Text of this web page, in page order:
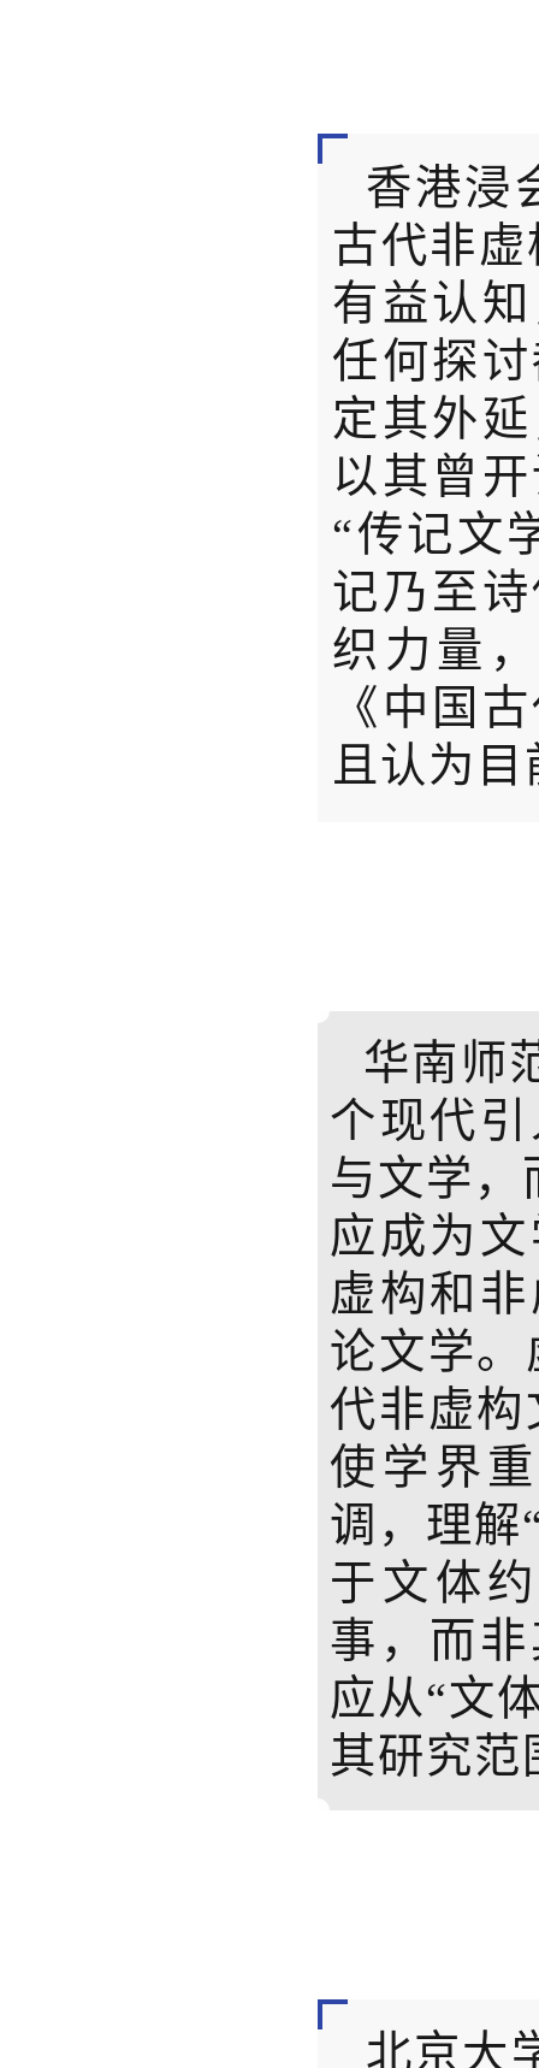
香港浸
古代非
有益认
任何探
定其外
以其曾
“传记文
记乃至
织力量
《中国
且认为
华南师
个现代
与文学，
应成为
虚构和
论文学
代非虚
使学界
调，理解
于文体
事，而
应从“文
其研究范
北京大